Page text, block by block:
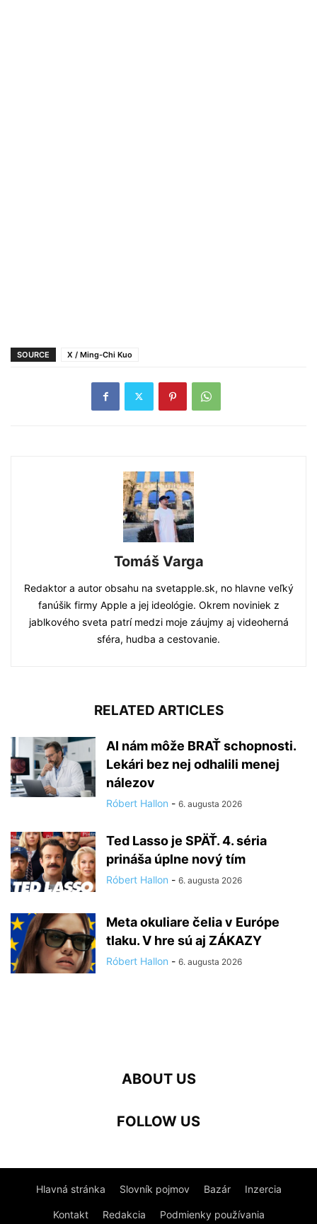
SOURCE X / Ming-Chi Kuo
Tomáš Varga
Redaktor a autor obsahu na svetapple.sk, no hlavne veľký
fanúšik firmy Apple a jej ideológie. Okrem noviniek z
jablkového sveta patrí medzi moje záujmy aj videoherná
sféra, hudba a cestovanie.
RELATED ARTICLES
AI nám môže BRAŤ schopnosti.
Lekári bez nej odhalili menej
nálezov
Róbert Hallon - 6. augusta 2026
Ted Lasso je SPÄŤ. 4. séria
prináša úplne nový tím
Róbert Hallon - 6. augusta 2026
Meta okuliare čelia v Európe
tlaku. V hre sú aj ZÁKAZY
Róbert Hallon - 6. augusta 2026
ABOUT US
FOLLOW US
Hlavná stránka Slovník pojmov Bazár Inzercia
Kontakt Redakcia Podmienky používania